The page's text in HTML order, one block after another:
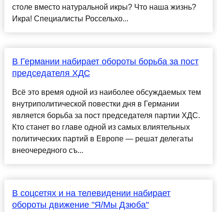
столе вместо натуральной икры? Что наша жизнь?
Икра! Специалисты Россельхо...
В Германии набирает обороты борьба за пост
председателя ХДС
Всё это время одной из наиболее обсуждаемых тем
внутриполитической повестки дня в Германии
является борьба за пост председателя партии ХДС.
Кто станет во главе одной из самых влиятельных
политических партий в Европе — решат делегаты
внеочередного съ...
В соцсетях и на телевидении набирает
обороты движение "Я/Мы Дзюба"